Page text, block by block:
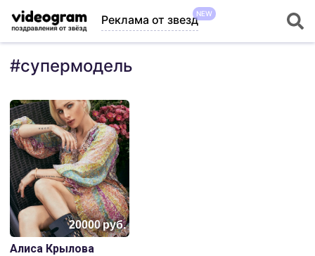
Реклама от звездNEW
#супермодель
20000руб.
Алиса Крылова